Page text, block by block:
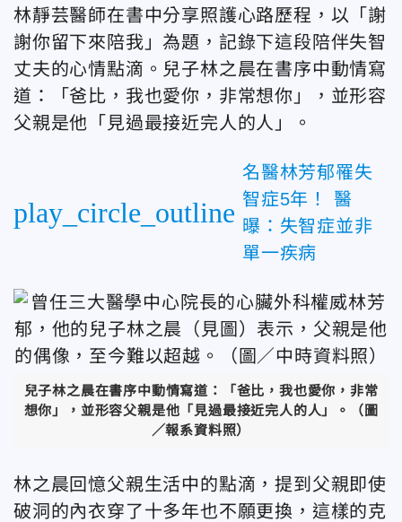
林靜芸醫師在書中分享照護心路歷程，以「謝
謝你留下來陪我」為題，記錄下這段陪伴失智
丈夫的心情點滴。兒子林之晨在書序中動情寫
道：「爸比，我也愛你，非常想你」，並形容
父親是他「見過最接近完人的人」。
play_circle_outline
名醫林芳郁罹失
智症5年！ 醫
曝：失智症並非
單一疾病
兒子林之晨在書序中動情寫道：「爸比，我也愛你，非常
想你」，並形容父親是他「見過最接近完人的人」。（圖
／報系資料照）
林之晨回憶父親生活中的點滴，提到父親即使
破洞的內衣穿了十多年也不願更換，這樣的克